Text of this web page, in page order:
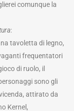
comunque la
:
tavoletta di legno,
frequentatori
di ruolo, il
sono gli
attirato da
Kernel,